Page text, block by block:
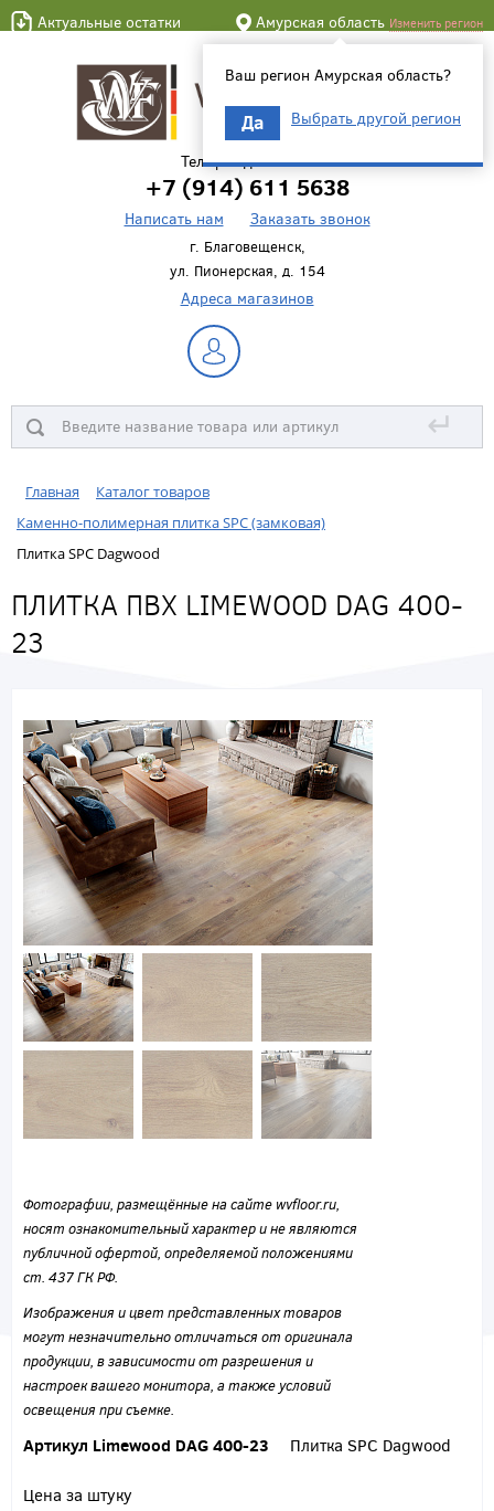
Актуальные остатки Амурская область Изменить регион
Ваш регион Амурская область?
Да Выбрать другой регион
Телефон для связи
+7 (914) 611 5638
Написать нам Заказать звонок
г. Благовещенск,
ул. Пионерская, д. 154
Адреса магазинов
↵
Главная
Каталог товаров
Каменно-полимерная плитка SPC (замковая)
Плитка SPC Dagwood
ПЛИТКА ПВХ LIMEWOOD DAG 400-
23
Фотографии, размещённые на сайте wvfloor.ru,
носят ознакомительный характер и не являются
публичной офертой, определяемой положениями
ст. 437 ГК РФ.
Изображения и цвет представленных товаров
могут незначительно отличаться от оригинала
продукции, в зависимости от разрешения и
настроек вашего монитора, а также условий
освещения при съемке.
Артикул Limewood DAG 400-23 Плитка SPC Dagwood
Цена за штуку